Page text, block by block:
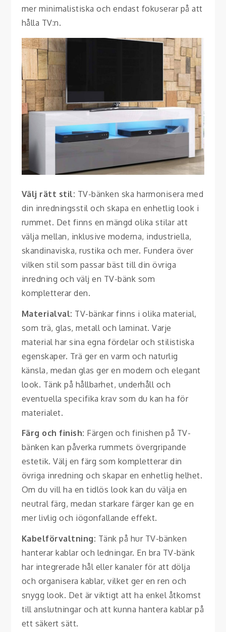
mer minimalistiska och endast fokuserar på att
hålla TV:n.
Välj rätt stil: TV-bänken ska harmonisera med
din inredningsstil och skapa en enhetlig look i
rummet. Det finns en mängd olika stilar att
välja mellan, inklusive moderna, industriella,
skandinaviska, rustika och mer. Fundera över
vilken stil som passar bäst till din övriga
inredning och välj en TV-bänk som
kompletterar den.
Materialval: TV-bänkar finns i olika material,
som trä, glas, metall och laminat. Varje
material har sina egna fördelar och stilistiska
egenskaper. Trä ger en varm och naturlig
känsla, medan glas ger en modern och elegant
look. Tänk på hållbarhet, underhåll och
eventuella specifika krav som du kan ha för
materialet.
Färg och finish: Färgen och finishen på TV-
bänken kan påverka rummets övergripande
estetik. Välj en färg som kompletterar din
övriga inredning och skapar en enhetlig helhet.
Om du vill ha en tidlös look kan du välja en
neutral färg, medan starkare färger kan ge en
mer livlig och iögonfallande effekt.
Kabelförvaltning: Tänk på hur TV-bänken
hanterar kablar och ledningar. En bra TV-bänk
har integrerade hål eller kanaler för att dölja
och organisera kablar, vilket ger en ren och
snygg look. Det är viktigt att ha enkel åtkomst
till anslutningar och att kunna hantera kablar på
ett säkert sätt.